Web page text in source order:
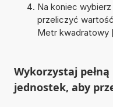
Na koniec
przeliczyć
Metr kwadratowy
Wykorzystaj
jednostek, aby